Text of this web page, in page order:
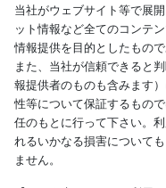
当社がウェブサイト等で展
ット情報など全てのコンテ
情報提供を目的としたもの
また、当社が信頼できると
報提供者のものも含みます
性等について保証するもの
任のもとに行って下さい。
れるいかなる損害について
ません。